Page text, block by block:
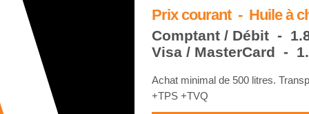
Prix courant - Huile à
Comptant / Débit -
Visa / MasterCard -
Achat minimal de 500 litres.
+TPS +TVQ